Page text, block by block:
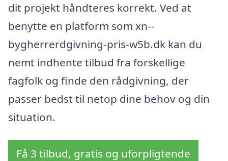
dit projekt håndteres korrekt. Ved at
benytte en platform som xn--
bygherrerdgivning-pris-w5b.dk kan du
nemt indhente tilbud fra forskellige
fagfolk og finde den rådgivning, der
passer bedst til netop dine behov og din
situation.
Få 3 tilbud, gratis og uforpligtende